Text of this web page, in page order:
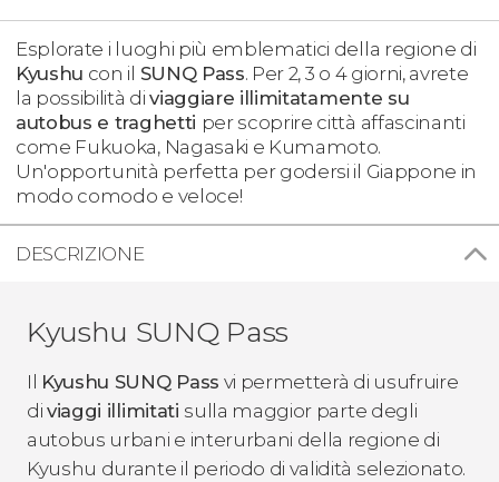
Esplorate i luoghi più emblematici della regione di
Kyushu con il SUNQ Pass. Per 2, 3 o 4 giorni, avrete
la possibilità diviaggiare illimitatamente su
autobus e traghetti per scoprire città affascinanti
come Fukuoka, Nagasaki e Kumamoto.
Un'opportunità perfetta per godersi il Giappone in
modo comodo e veloce!
DESCRIZIONE
Kyushu SUNQ Pass
Il Kyushu SUNQ Pass vi permetterà di usufruire
diviaggi illimitati sulla maggior parte degli
autobus urbani e interurbani della regione di
Kyushu durante il periodo di validità selezionato.